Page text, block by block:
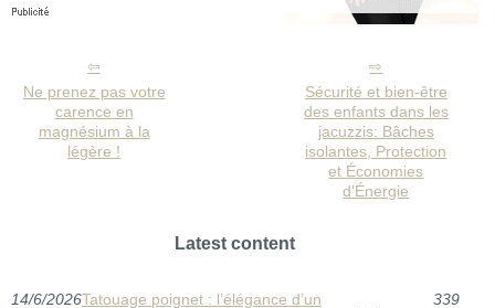
Ne prenez pas votre
carence en
magnésium à la
légère !
Sécurité et bien-être
des enfants dans les
jacuzzis: Bâches
isolantes, Protection
et Économies
d'Énergie
Latest content
14/6/2026Tatouage poignet : l’élégance d’un
339